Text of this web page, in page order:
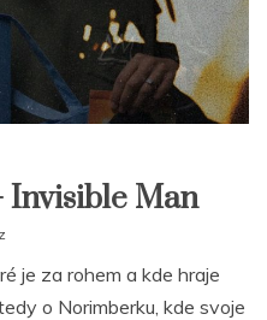
Invisible Man
je za rohem a kde hraje
o Norimberku, kde svoje